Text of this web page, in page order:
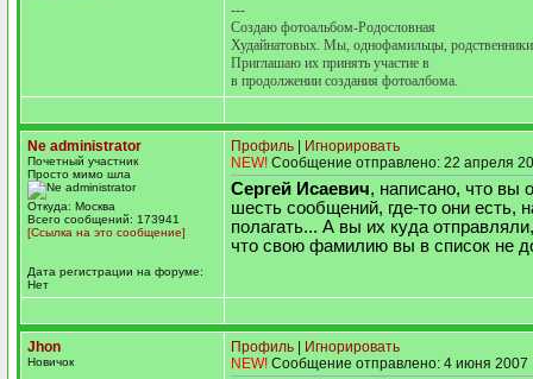
---
Создаю фотоальбом-Родословная
Худайнатовых. Мы, однофамильцы,
Приглашаю их принять участие в
в продолжении создания фотоалбома.
Ne administrator
Почетный участник
Просто мимо шла
Откуда: Москва
Всего сообщений: 173941
[Ссылка на это сообщение]
Дата регистрации на форуме:
Нет
Профиль
Игнорировать
NEW! Сообщение отправлено: 22 апреля
Сергей Исаевич, написано, что вы
шесть сообщений, где-то они есть,
полагать... А вы их куда
что свою фамилию вы в список не
Jhon
Новичок
Профиль
Игнорировать
NEW! Сообщение отправлено: 4 июня 2007